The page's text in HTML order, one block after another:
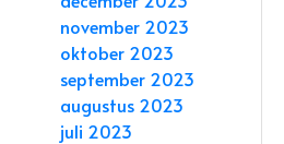
november 2023
oktober 2023
september 2023
augustus 2023
juli 2023